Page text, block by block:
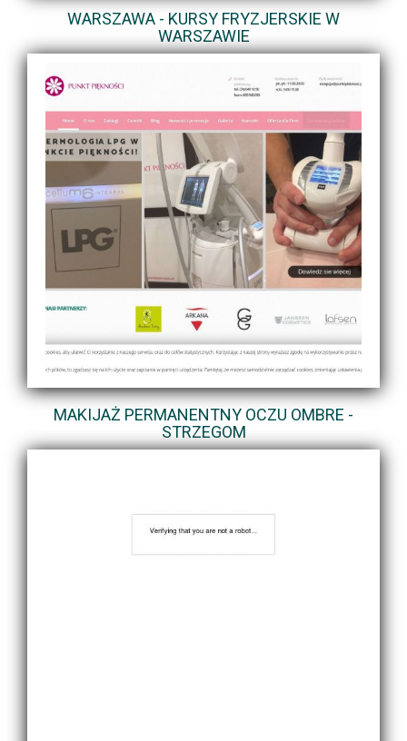
WARSZAWA - KURSY FRYZJERSKIE W
WARSZAWIE
MAKIJAŻ PERMANENTNY OCZU OMBRE -
STRZEGOM